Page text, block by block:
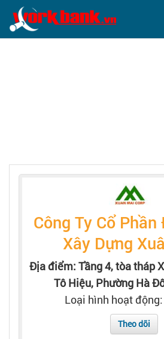
Trang chủ
Tìm việc làm
Tạo hồ sơ
Cẩm nang việc làm
Công Ty Cổ Phần
Xây Dựng
Địa điểm: Tầng 4, tòa tháp
Tô Hiệu, Phường Hà
Loại hình hoạt
Theo dõi